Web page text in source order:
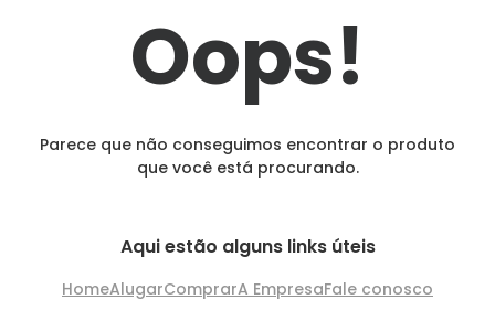
Oops!
Parece que não conseguimos encontrar o produto
que você está procurando.
Aqui estão alguns links úteis
HomeAlugarComprarA EmpresaFale conosco